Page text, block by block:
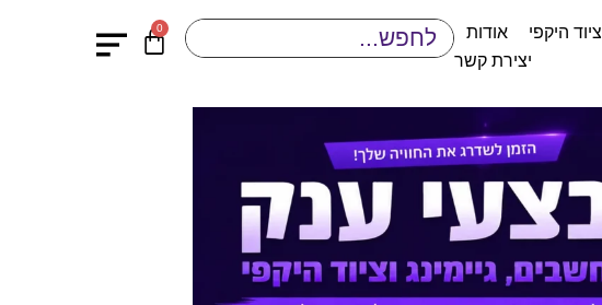
ציוד היקפי
אודות
יצירת קשר
0